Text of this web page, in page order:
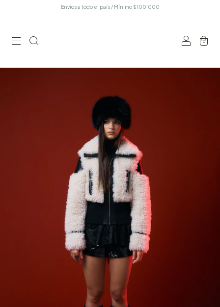
Envíos a todo el país / Mínimo $100.000
0